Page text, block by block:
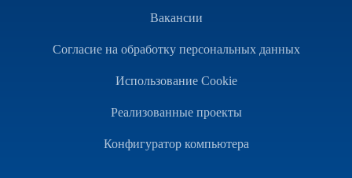
Вакансии
Согласие на обработку персональных данных
Использование Cookie
Реализованные проекты
Конфигуратор компьютера